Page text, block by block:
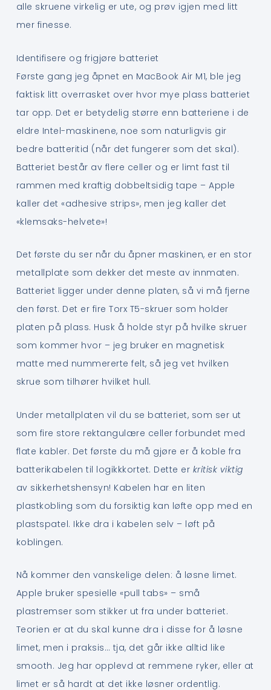
alle skruene virkelig er ute, og prøv igjen med litt
mer finesse.
Identifisere og frigjøre batteriet
Første gang jeg åpnet en MacBook Air M1, ble jeg
faktisk litt overrasket over hvor mye plass batteriet
tar opp. Det er betydelig større enn batteriene i de
eldre Intel-maskinene, noe som naturligvis gir
bedre batteritid (når det fungerer som det skal).
Batteriet består av flere celler og er limt fast til
rammen med kraftig dobbeltsidig tape – Apple
kaller det «adhesive strips», men jeg kaller det
«klemsaks-helvete»!
Det første du ser når du åpner maskinen, er en stor
metallplate som dekker det meste av innmaten.
Batteriet ligger under denne platen, så vi må fjerne
den først. Det er fire Torx T5-skruer som holder
platen på plass. Husk å holde styr på hvilke skruer
som kommer hvor – jeg bruker en magnetisk
matte med nummererte felt, så jeg vet hvilken
skrue som tilhører hvilket hull.
Under metallplaten vil du se batteriet, som ser ut
som fire store rektangulære celler forbundet med
flate kabler. Det første du må gjøre er å koble fra
batterikabelen til logikkkortet. Dette er kritisk viktig
av sikkerhetshensyn! Kabelen har en liten
plastkobling som du forsiktig kan løfte opp med en
plastspatel. Ikke dra i kabelen selv – løft på
koblingen.
Nå kommer den vanskelige delen: å løsne limet.
Apple bruker spesielle «pull tabs» – små
plastremser som stikker ut fra under batteriet.
Teorien er at du skal kunne dra i disse for å løsne
limet, men i praksis… tja, det går ikke alltid like
smooth. Jeg har opplevd at remmene ryker, eller at
limet er så hardt at det ikke løsner ordentlig.